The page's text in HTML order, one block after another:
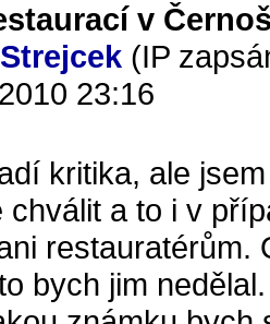
v
(IP
23:16
kritika, ale
chválit a to i v
restauratérům.
bych jim